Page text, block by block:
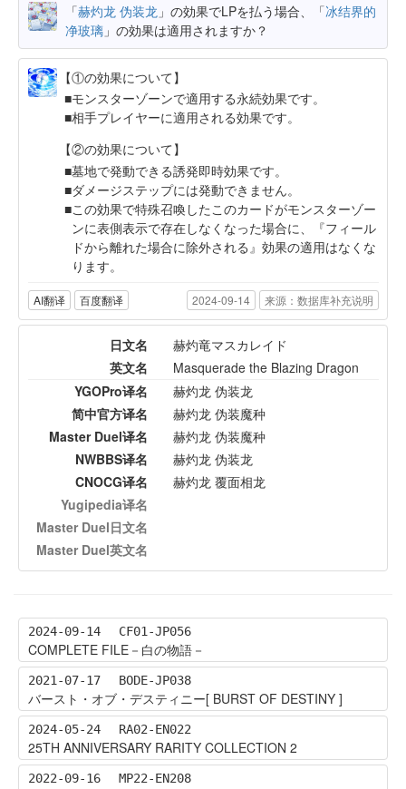
「赫灼龙 伪装龙 」の効果でLPを払う場合、「冰结界的
净玻璃 」の効果は適用されますか？
【①の効果について】
モンスターゾーンで適用する永続効果です。
相手プレイヤーに適用される効果です。
【②の効果について】
墓地で発動できる誘発即時効果です。
ダメージステップには発動できません。
この効果で特殊召喚したこのカードがモンスターゾー
ンに表側表示で存在しなくなった場合に、『フィール
ドから離れた場合に除外される』効果の適用はなくな
ります。
AI翻译 百度翻译 2024-09-14 来源：数据库补充说明
日文名
赫灼竜マスカレイド
英文名
Masquerade the Blazing Dragon
YGOPro译名
赫灼龙 伪装龙
简中官方译名
赫灼龙 伪装魔种
Master Duel译名
赫灼龙 伪装魔种
NWBBS译名
赫灼龙 伪装龙
CNOCG译名
赫灼龙 覆面相龙
Yugipedia译名
Master Duel日文名
Master Duel英文名
2024-09-14 CF01-JP056
COMPLETE FILE－白の物語－
2021-07-17 BODE-JP038
バースト・オブ・デスティニー[ BURST OF DESTINY ]
2024-05-24 RA02-EN022
25TH ANNIVERSARY RARITY COLLECTION 2
2022-09-16 MP22-EN208